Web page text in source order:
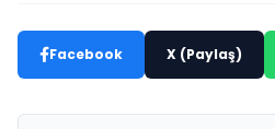
Facebook X (Paylaş)